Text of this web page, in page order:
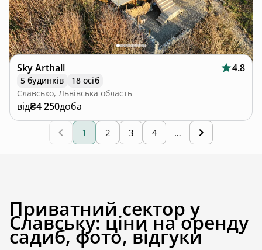
Sky Arthall 4.8
5 будинків
18 осіб
Славсько, Львівська область
від₴4 250доба
1 2 3 4 …
Приватний сектор у
Славську: ціни на оренду
садиб, фото, відгуки